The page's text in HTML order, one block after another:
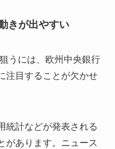
きが出やすい
うには、欧州中央銀行
注目することが欠かせ
統計などが発表される
があります。ニュース